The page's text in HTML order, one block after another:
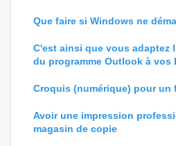
Que faire si Windows ne
C'est ainsi que vous adaptez
du programme Outlook à vos
Croquis (numérique) pour un
Avoir une impression
magasin de copie